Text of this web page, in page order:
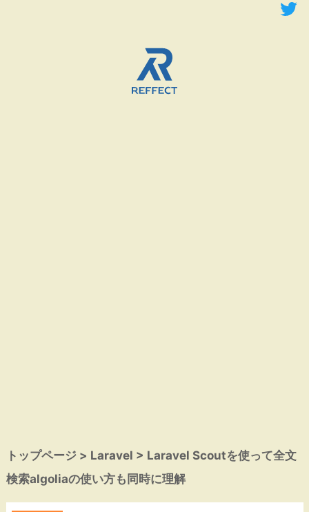
トップページ> Laravel > Laravel Scoutを使って全文
検索algoliaの使い方も同時に理解